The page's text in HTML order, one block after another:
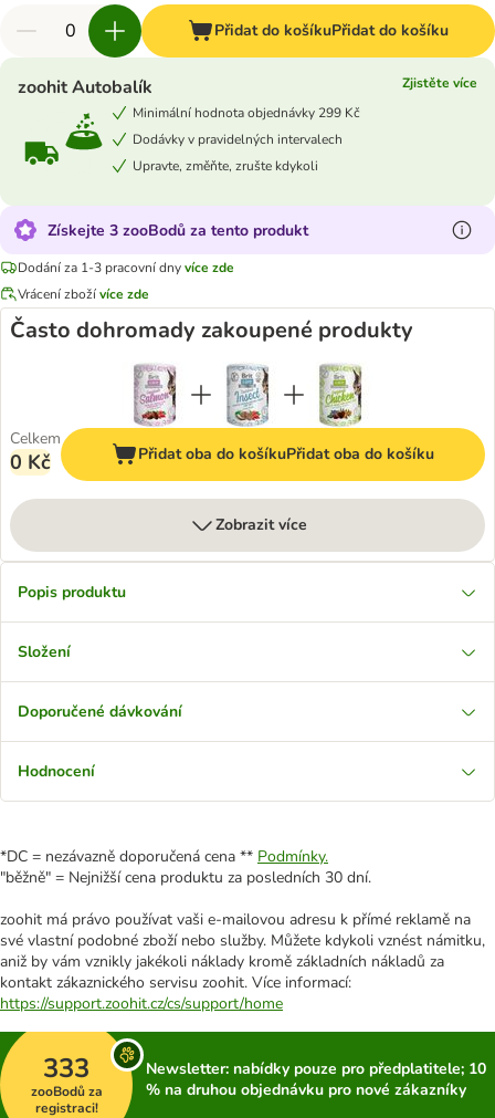
Přidat do košíkuPřidat do košíku
zoohit Autobalík
Zjistěte více
Minimální hodnota objednávky 299 Kč
Dodávky v pravidelných intervalech
Upravte, změňte, zrušte kdykoli
Získejte 3 zooBodů za tento produkt
Dodání za 1-3 pracovní dnyvíce zde
Vrácení zbožívíce zde
Často dohromady zakoupené produkty
Celkem
0 Kč Přidat oba do košíkuPřidat oba do košíku
Zobrazit více
Popis produktu
Složení
Doporučené dávkování
Hodnocení
*DC = nezávazně doporučená cena ** Podmínky.
"běžně" = Nejnižší cena produktu za posledních 30 dní.
zoohit má právo používat vaši e-mailovou adresu k přímé reklamě na
své vlastní podobné zboží nebo služby. Můžete kdykoli vznést námitku,
aniž by vám vznikly jakékoli náklady kromě základních nákladů za
kontakt zákaznického servisu zoohit. Více informací:
https://support.zoohit.cz/cs/support/home
333
zooBodů za
registraci!
Newsletter: nabídky pouze pro předplatitele; 10
% na druhou objednávku pro nové zákazníky